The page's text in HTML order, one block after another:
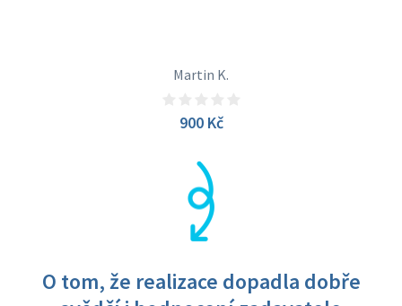
Martin K.
900 Kč
O tom, že realizace dopadla dobře